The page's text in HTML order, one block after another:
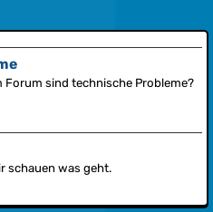
Forum sind technische Probleme?
schauen was geht.